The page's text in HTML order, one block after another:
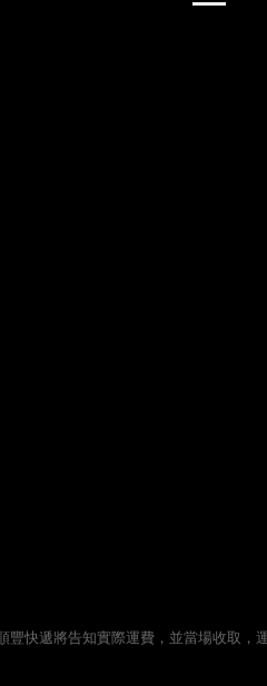
快遞將告知實際運費，並當場收取，